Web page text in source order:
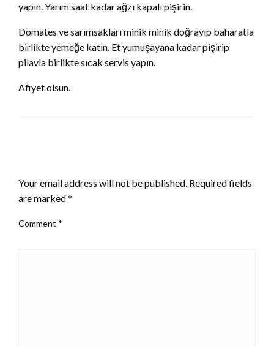
yapın. Yarım saat kadar ağzı kapalı pişirin.
Domates ve sarımsakları minik minik doğrayıp baha­ratla
birlikte yemeğe katın. Et yumuşayana kadar pi­şirip
pilavla birlikte sıcak servis yapın.
Afiyet olsun.
Your email address will not be published. Required fields
are marked*
Comment *